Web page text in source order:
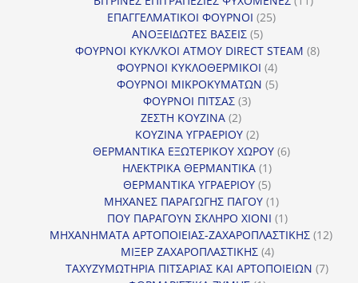
ΕΠΑΓΓΕΛΜΑΤΙΚΟΙ ΦΟΥΡΝΟΙ 2525
ΑΝΟΞΕΙΔΩΤΕΣ ΒΑΣΕΙΣ 55
προϊόντα
ΦΟΥΡΝΟΙ ΚΥΚΛ/ΚΟΙ ΑΤΜΟΥ DIRECT STEAM 88
ΦΟΥΡΝΟΙ ΚΥΚΛΟΘΕΡΜΙΚΟΙ 44
προϊόντα
ΦΟΥΡΝΟΙ ΜΙΚΡΟΚΥΜΑΤΩΝ 55
ΦΟΥΡΝΟΙ ΠΙΤΣΑΣ 33
ΖΕΣΤΗ ΚΟΥΖΙΝΑ 22
προϊόντα
ΚΟΥΖΙΝΑ ΥΓΡΑΕΡΙΟΥ 22
προϊόντα
ΘΕΡΜΑΝΤΙΚΑ ΕΞΩΤΕΡΙΚΟΥ ΧΩΡΟΥ 66
ΗΛΕΚΤΡΙΚΑ ΘΕΡΜΑΝΤΙΚΑ 11
προϊόν
ΘΕΡΜΑΝΤΙΚΑ ΥΓΡΑΕΡΙΟΥ 55
προϊόντα
ΜΗΧΑΝΕΣ ΠΑΡΑΓΩΓΗΣ ΠΑΓΟΥ 11
προϊόν
ΠΟΥ ΠΑΡΑΓΟΥΝ ΣΚΛΗΡΟ ΧΙΟΝΙ 11
προϊόν
ΜΗΧΑΝΗΜΑΤΑ ΑΡΤΟΠΟΙΕΙΑΣ-ΖΑΧΑΡΟΠΛΑΣΤΙΚΗΣ 1212
ΜΙΞΕΡ ΖΑΧΑΡΟΠΛΑΣΤΙΚΗΣ 44
προϊόντα
ΤΑΧΥΖΥΜΩΤΗΡΙΑ ΠΙΤΣΑΡΙΑΣ ΚΑΙ ΑΡΤΟΠΟΙΕΙΩΝ 77